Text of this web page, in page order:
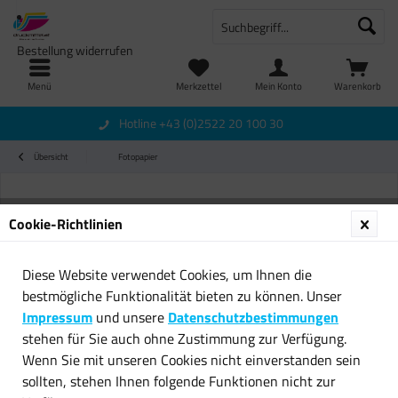
Menü Warenkorb
Merkzettel
Bestellung widerrufen
Mein Konto
Hotline +43 (0)2522 20 100 30
Übersicht Fotopapier
Cookie-Richtlinien
Diese Website verwendet Cookies, um Ihnen die
bestmögliche Funktionalität bieten zu können. Unser
Impressum und unsere Datenschutzbestimmungen
stehen für Sie auch ohne Zustimmung zur Verfügung.
Wenn Sie mit unseren Cookies nicht einverstanden sein
sollten, stehen Ihnen folgende Funktionen nicht zur